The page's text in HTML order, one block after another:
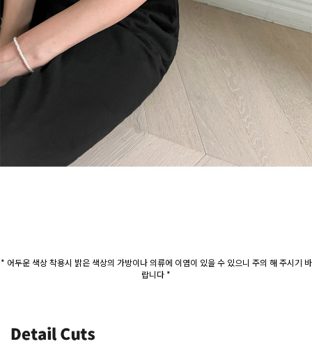
* 어두운 색상 착용시 밝은 색상의 가방이나 의류에 이염이 있을 수 있으니 주의 해 주시기 바
랍니다 *